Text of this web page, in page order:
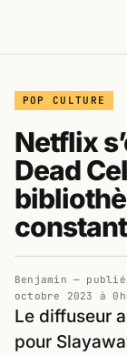
POP CULTURE
Netflix
Dead
Benjamin —
octobre 2023 à
Le diffuseur
pour